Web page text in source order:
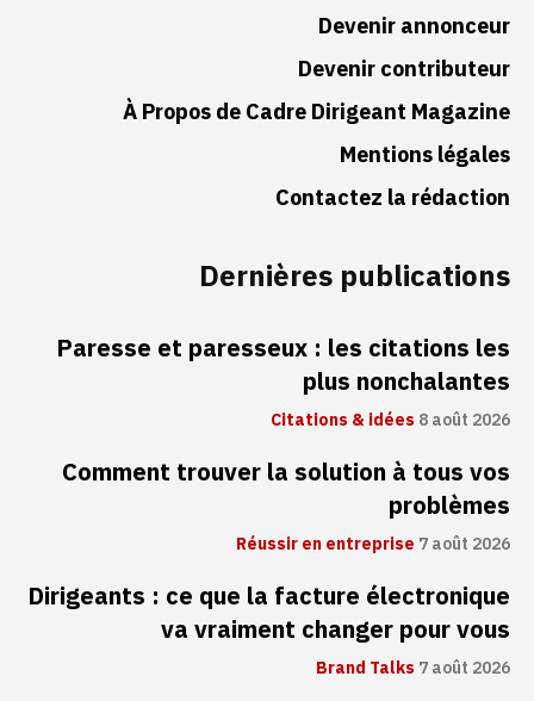
Devenir annonceur
Devenir contributeur
À Propos de Cadre Dirigeant Magazine
Mentions légales
Contactez la rédaction
Dernières publications
Paresse et paresseux : les citations les
plus nonchalantes
Citations & idées8 août 2026
Comment trouver la solution à tous vos
problèmes
Réussir en entreprise 7 août 2026
Dirigeants : ce que la facture électronique
va vraiment changer pour vous
Brand Talks7 août 2026